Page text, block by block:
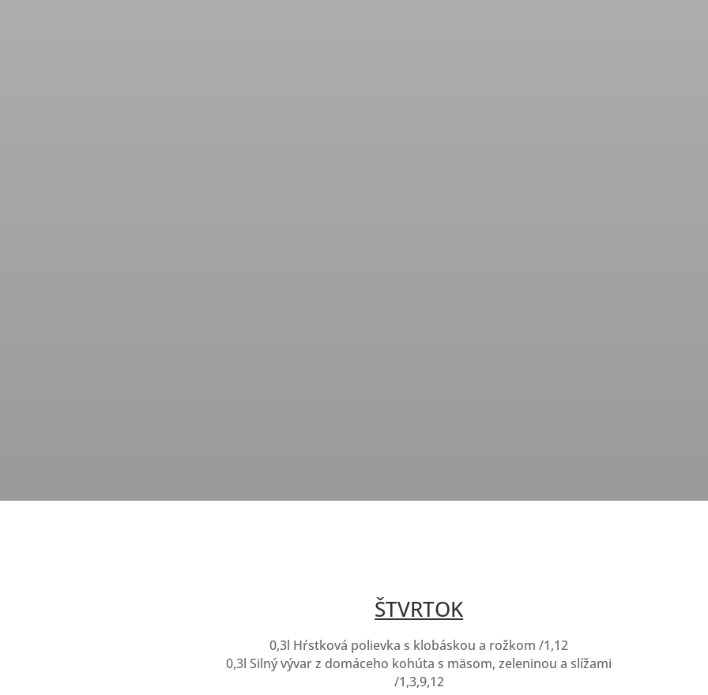
ŠTVRTOK
0,3l Hŕstková polievka s klobáskou a rožkom /1,12
0,3l Silný vývar z domáceho kohúta s mäsom, zeleninou a slížami
/1,3,9,12